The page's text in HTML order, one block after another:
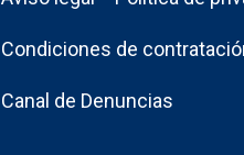
Condiciones de
Canal de Denuncias